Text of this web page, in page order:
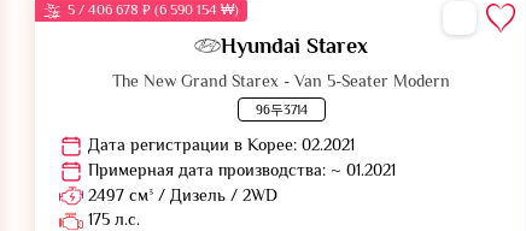
5 / 406 678 ₽ (6 590 154 ₩)
Hyundai Starex
The New Grand Starex - Van 5-Seater Modern
96두3714
Дата регистрации в Корее: 02.2021
Примерная дата производства: ~ 01.2021
2497 см³ / Дизель / 2WD
175 л.с.